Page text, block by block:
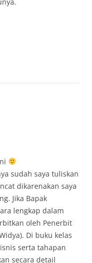
sudah saya tuliskan
dikarenakan saya
Jika Bapak
lengkap dalam
oleh Penerbit
Di buku kelas
serta tahapan
secara detail